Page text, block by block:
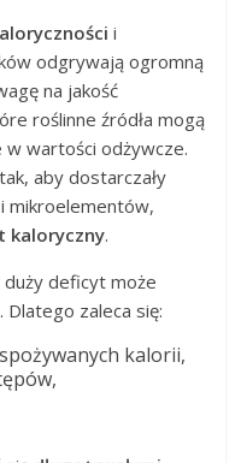
i
odgrywają ogromną
na jakość
roślinne źródła mogą
wartości odżywcze.
aby dostarczały
mikroelementów,
kaloryczny.
deficyt może
Dlatego zaleca się:
kalorii,